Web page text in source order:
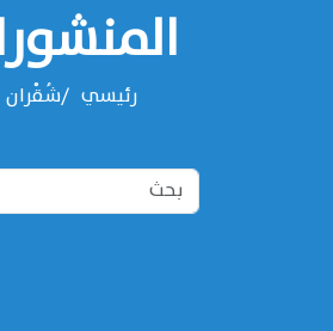
رئيسي شُقْران